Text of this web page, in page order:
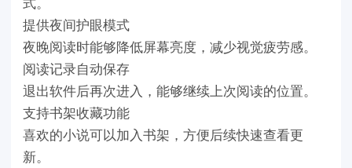
提供夜间护眼模式
夜晚阅读时能够降低屏幕亮度，减少视觉疲劳感。
阅读记录自动保存
退出软件后再次进入，能够继续上次阅读的位置。
支持书架收藏功能
喜欢的小说可以加入书架，方便后续快速查看更
新。